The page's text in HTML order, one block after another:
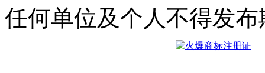
任何单位及个人不得发